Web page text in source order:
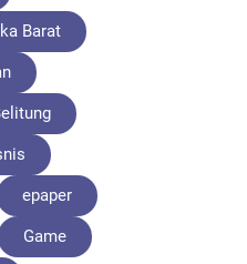
Barat
epaper
Game